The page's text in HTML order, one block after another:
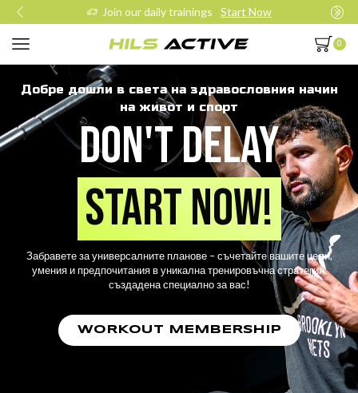
Join our daily trainings Start Now
0
Добре дошли в света на здравословния начин
на живот и спорт
DON'T DELAY
START NOW!
Забравете за универсалните планове – съчетайте вашите цели,
умения и предпочитания в уникална тренировъчна стратегия,
създадена специално за вас!
WORKOUT MEMBERSHIP